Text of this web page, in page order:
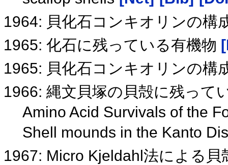
1964: 貝化石コンキオリンの構
1965: 化石に残っている有機物
1965: 貝化石コンキオリンの構
1966: 縄文貝塚の貝殻に残って
Amino Acid Survivals of the
Shell mounds in the Kanto
1967: Micro Kjeldahl法による